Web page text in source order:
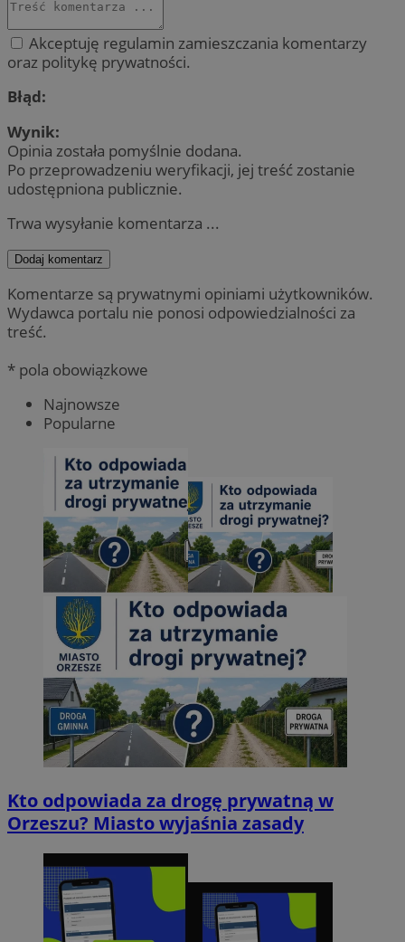
Akceptuję regulamin zamieszczania komentarzy
oraz politykę prywatności.
Błąd:
Wynik:
Opinia została pomyślnie dodana.
Po przeprowadzeniu weryfikacji, jej treść zostanie
udostępniona publicznie.
Trwa wysyłanie komentarza ...
Dodaj komentarz
Komentarze są prywatnymi opiniami użytkowników.
Wydawca portalu nie ponosi odpowiedzialności za
treść.
* pola obowiązkowe
Najnowsze
Popularne
Kto odpowiada za drogę prywatną w
Orzeszu? Miasto wyjaśnia zasady